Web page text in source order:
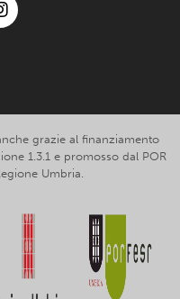
grazie al finanziamento
1.3.1 e promosso dal POR
Umbria.